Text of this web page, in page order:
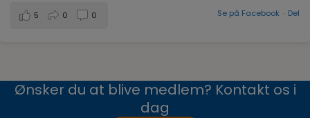
Se på Facebook · Del
5 0 0
Ønsker du at blive medlem? Kontakt os i
dag